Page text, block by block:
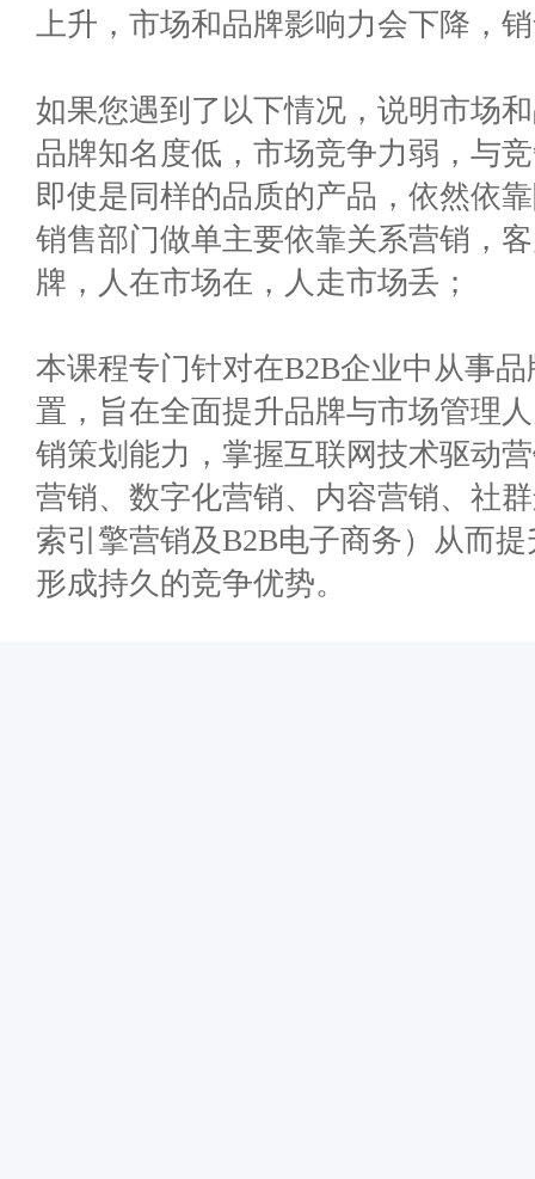
上升，市场和品牌影响力会下降，
如果您遇到了以下情况，说明市场
品牌知名度低，市场竞争力弱，与
即使是同样的品质的产品，依然依
销售部门做单主要依靠关系营销，
牌，人在市场在，人走市场丢；
本课程专门针对在B2B企业中从事
置，旨在全面提升品牌与市场管理
销策划能力，掌握互联网技术驱动
营销、数字化营销、内容营销、社
索引擎营销及B2B电子商务）从而
形成持久的竞争优势。